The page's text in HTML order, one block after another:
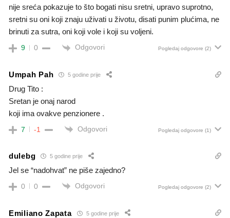
nije sreća pokazuje to što bogati nisu sretni, upravo suprotno,
sretni su oni koji znaju uživati u životu, disati punim plućima, ne
brinuti za sutra, oni koji vole i koji su voljeni.
9 0 Odgovori Pogledaj odgovore (2)
Umpah Pah 5 godine prije
Drug Tito :
Sretan je onaj narod
koji ima ovakve penzionere .
7 -1 Odgovori Pogledaj odgovore (1)
dulebg 5 godine prije
Jel se “nadohvat” ne piše zajedno?
0 0 Odgovori Pogledaj odgovore (2)
Emiliano Zapata 5 godine prije